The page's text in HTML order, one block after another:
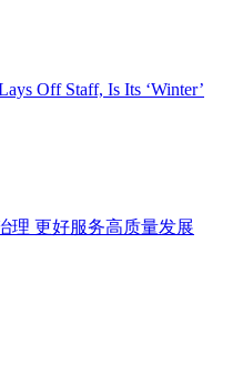
Off Staff, Is Its ‘Winter’
理 更好服务高质量发展